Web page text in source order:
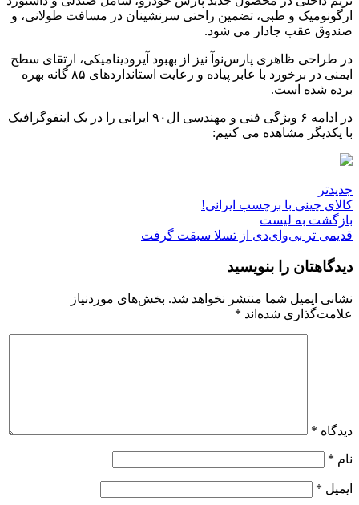
ارگونومیک و طبی، تضمین راحتی سرنشینان در مسافت طولانی، و
صندوق عقب جادار می شود.
در طراحی ظاهری پارس‌نوآ نیز از بهبود آیرودینامیکی، ارتقای سطح
ایمنی در برخورد با عابر پیاده و رعایت استانداردهای ۸۵ گانه بهره
برده شده است.
در ادامه ۶ ویژگی فنی و مهندسی ال۹۰ ایرانی را در یک اینفوگرافیک
با یکدیگر مشاهده می کنیم:
جدیدتر
کالای چینی با برچسب ایرانی!
بازگشت به لیست
قدیمی تر بی‌وای‌دی از تسلا سبقت گرفت
دیدگاهتان را بنویسید
نشانی ایمیل شما منتشر نخواهد شد. بخش‌های موردنیاز
علامت‌گذاری شده‌اند *
دیدگاه *
نام *
ایمیل *